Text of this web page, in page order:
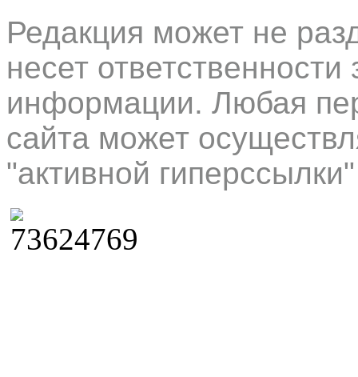
Редакция может не
несет
информации. Любая
сайта может
"активной